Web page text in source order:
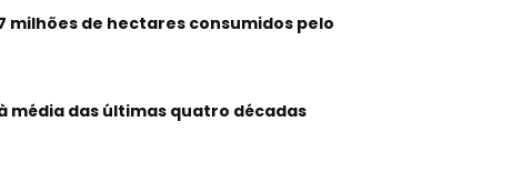
de hectares consumidos pelo
média das últimas quatro décadas